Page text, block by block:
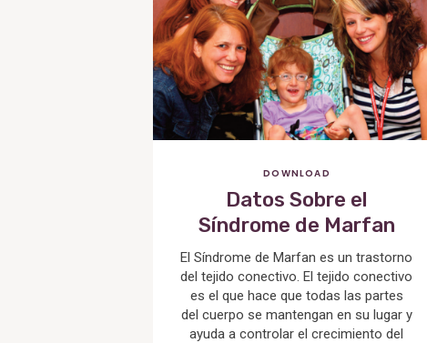
DOWNLOAD
Datos Sobre el
Síndrome de Marfan
El Síndrome de Marfan es un trastorno
del tejido conectivo. El tejido conectivo
es el que hace que todas las partes
del cuerpo se mantengan en su lugar y
ayuda a controlar el crecimiento del